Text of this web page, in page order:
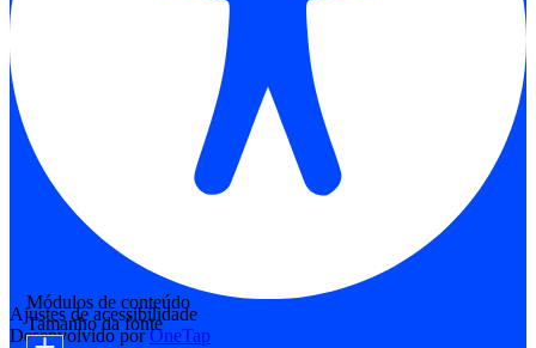
Ajustes de acessibilidade
Desenvolvido porOneTap
Módulos de conteúdo
Tamanho da fonte